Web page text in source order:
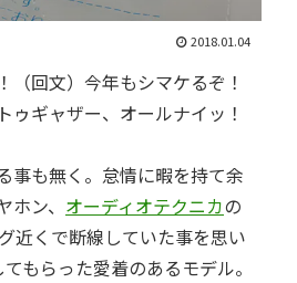
2018.01.04
（回文）今年もシマケるぞ！
ゥギャザー、オールナイッ！
事も無く。怠情に暇を持て余
ン、 オーディオテクニカの
近くで断線していた事を思い
もらった愛着のあるモデル。